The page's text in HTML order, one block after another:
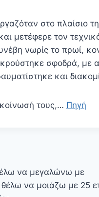
στο πλαίσιο
μετέφερε τον
νωρίς το πρωί,
σφοδρά, με
και
τους,… Πηγή
να μεγαλώνω με
θέλω να μοιάζω με 25